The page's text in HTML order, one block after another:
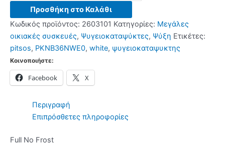
Ψυγειοκαταψύκτης
White
ποσότητα
Προσθήκη στο Καλάθι
Κωδικός προϊόντος: 2603101 Κατηγορίες: Μεγάλες
οικιακές συσκευές, Ψυγειοκαταψύκτες, Ψύξη Ετικέτες:
pitsos, PKNB36NWE0, white, ψυγειοκαταψυκτης
Κοινοποιήστε:
Facebook X
Περιγραφή
Επιπρόσθετες πληροφορίες
Full No Frost